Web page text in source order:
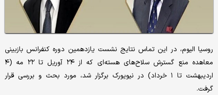
روسیا الیوم، در این تماس نتایج نشست یازدهمین دوره کنفرانس بازبینی
معاهده منع گسترش سلاح‌های هسته‌ای که از ۲۴ آوریل تا ۲۲ مه (۴
اردیبهشت تا ۱ خرداد) در نیویورک برگزار شد، مورد بحث و بررسی قرار
گرفت.